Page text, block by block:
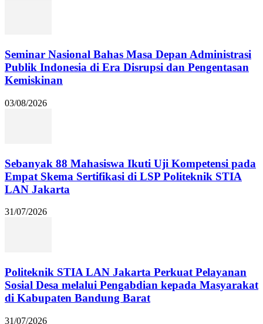
Seminar Nasional Bahas Masa Depan Administrasi
Publik Indonesia di Era Disrupsi dan Pengentasan
Kemiskinan
03/08/2026
Sebanyak 88 Mahasiswa Ikuti Uji Kompetensi pada
Empat Skema Sertifikasi di LSP Politeknik STIA
LAN Jakarta
31/07/2026
Politeknik STIA LAN Jakarta Perkuat Pelayanan
Sosial Desa melalui Pengabdian kepada Masyarakat
di Kabupaten Bandung Barat
31/07/2026